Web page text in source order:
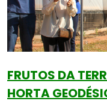
FRUTOS DA
HORTA